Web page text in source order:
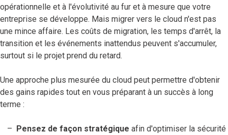
opérationnelle et à l'évolutivité au fur et à mesure que votre
entreprise se développe. Mais migrer vers le cloud n'est pas
une mince affaire. Les coûts de migration, les temps d'arrêt, la
transition et les événements inattendus peuvent s'accumuler,
surtout si le projet prend du retard.
Une approche plus mesurée du cloud peut permettre d'obtenir
des gains rapides tout en vous préparant à un succès à long
terme :
Pensez de façon stratégique afin d'optimiser la sécurité